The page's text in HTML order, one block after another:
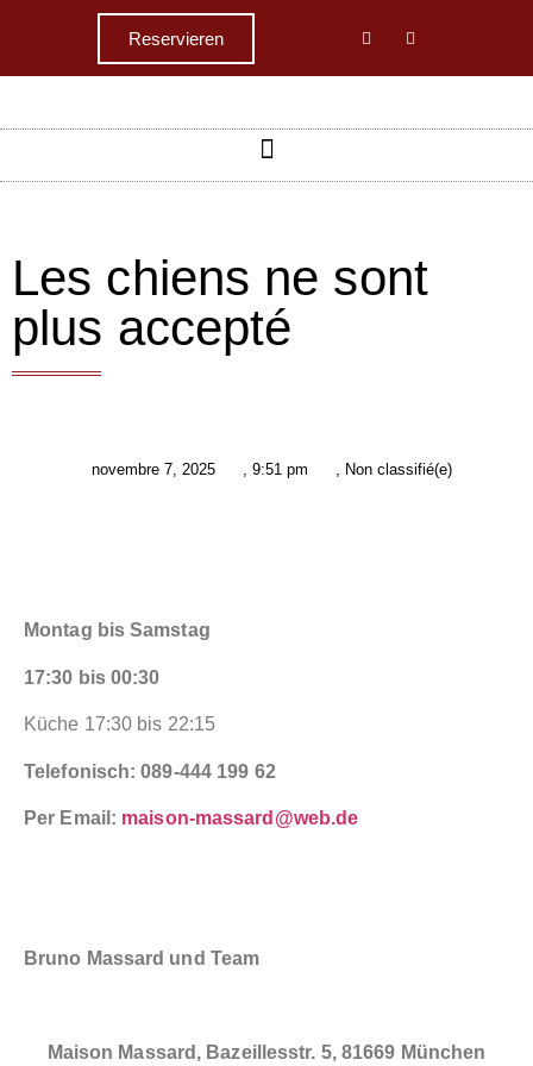
Reservieren
Les chiens ne sont
plus accepté
novembre 7, 2025 , 9:51 pm , Non classifié(e)
Montag bis Samstag
17:30 bis 00:30
Küche 17:30 bis 22:15
Telefonisch: 089-444 199 62
Per Email: maison-massard@web.de
Bruno Massard und Team
Maison Massard, Bazeillesstr. 5, 81669 München